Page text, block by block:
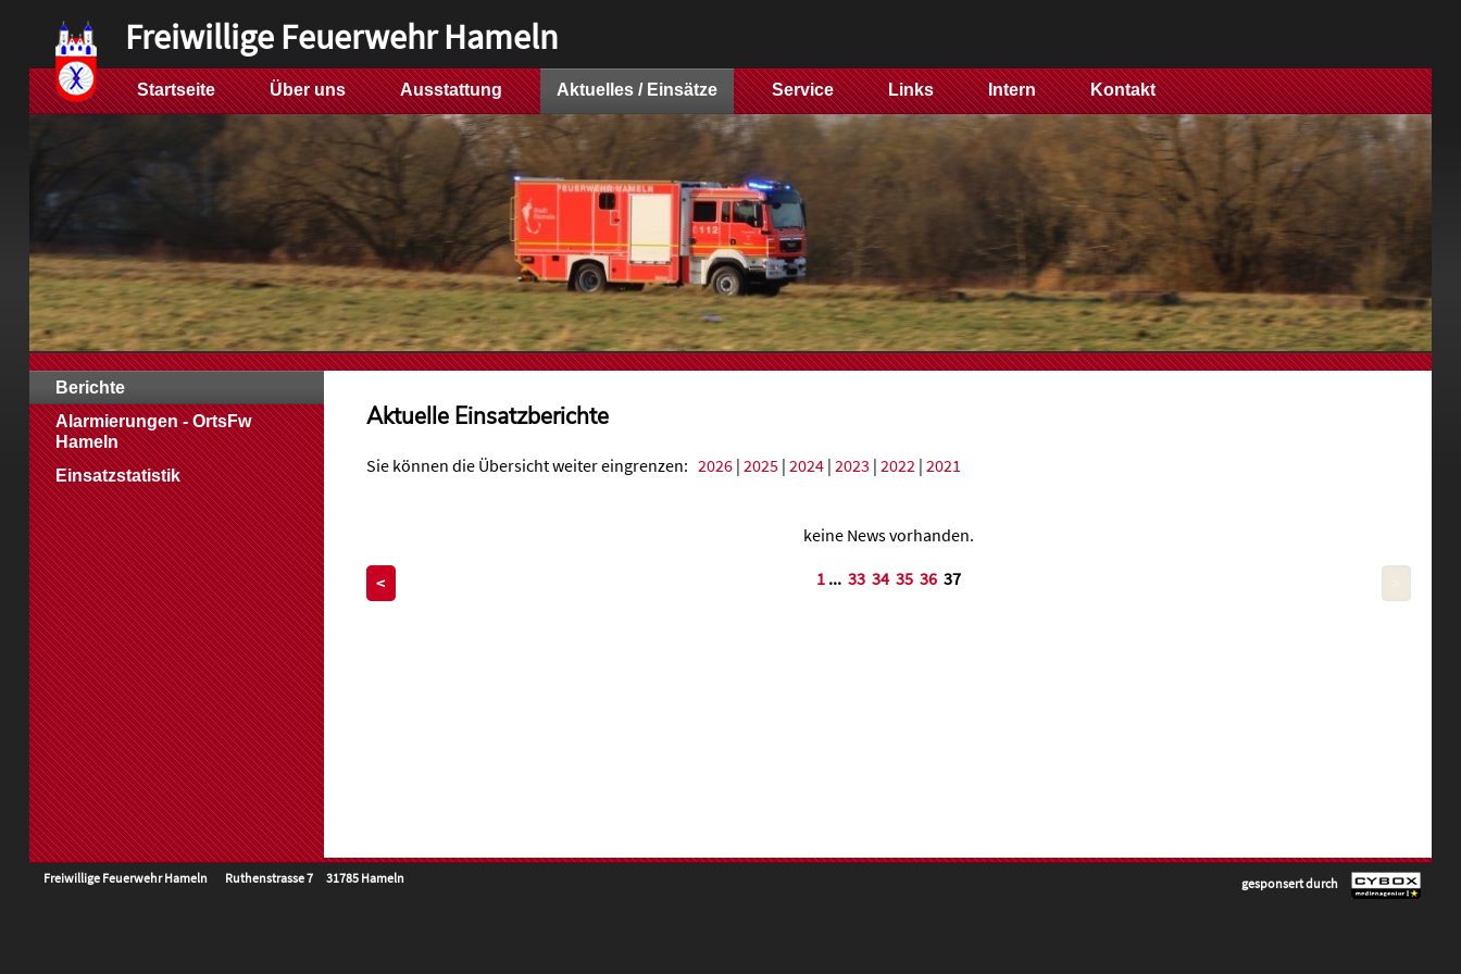
Startseite Über uns Ausstattung Aktuelles / Einsätze Service Links Intern Kontakt
Berichte
Alarmierungen - OrtsFw
Hameln
Einsatzstatistik
Aktuelle Einsatzberichte
Sie können die Übersicht weiter eingrenzen: 2026| 2025| 2024| 2023 | 2022 | 2021
keine News vorhanden.
< 1... 33 34 35 3637
Freiwillige Feuerwehr Hameln Ruthenstrasse 7 31785 Hameln gesponsert durch
Freiwillige Feuerwehr Hameln